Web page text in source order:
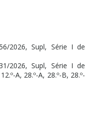
2026, Supl, Série I de
2026, Supl, Série I de
A, 28.º-A, 28.º-B, 28.º-